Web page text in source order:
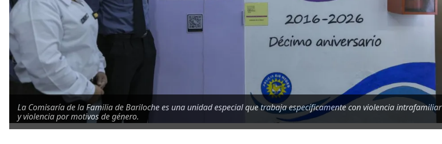
La Comisaría de la Familia de Bariloche es una unidad especial que trabaja específicamente con violencia intrafamiliar
y violencia por motivos de género.